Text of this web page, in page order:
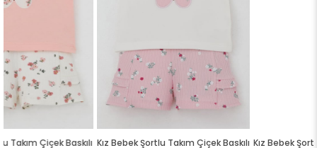
Kız Bebek Şortlu Takım Çiçek Baskılı Kız Bebek Şortlu Takım Çiçek